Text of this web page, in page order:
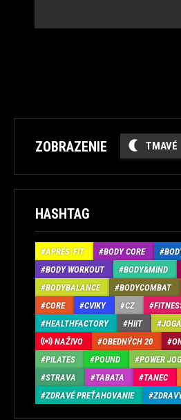
ZOBRAZENIE TMAVÉ
HASHTAG
APRÉS-FIT BODY CORE
BODY WORKOUT
BODY&MIND
BODYBALANCE
BODYCOMBAT
CORE
CVIKY CZ
HEALTHFACTORY
HIIT JOGA
NAŽIVO
OBEDNÝCH 20
PILATES
POUND POWER
STRAVA
TABATA TANEC
ZDRAVÉ PREŤAHOVANIE